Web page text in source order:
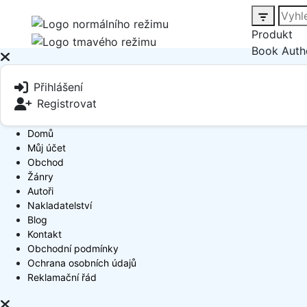
Produkt
Book
Přihlášení
Registrovat
Domů
Můj účet
Obchod
Žánry
Autoři
Nakladatelství
Blog
Kontakt
Obchodní podmínky
Ochrana osobních údajů
Reklamační řád